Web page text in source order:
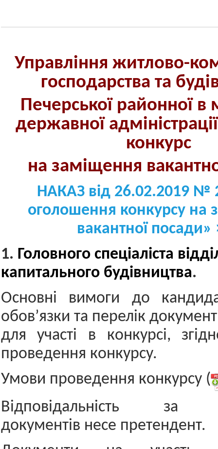
Управління житлово-
господарства та
Печерської районної в
державної
конкурс
на заміщення вакант
НАКАЗ від 26.02.2019 №
оголошення конкурсу на
вакантної посади»
1. Головного спеціаліста
капитального будівництва.
Основні вимоги до
обов’язки та перелік
для участі в конкурсі,
проведення конкурсу.
Умови проведення конкурсу (
Відповідальність за
документів несе претендент.